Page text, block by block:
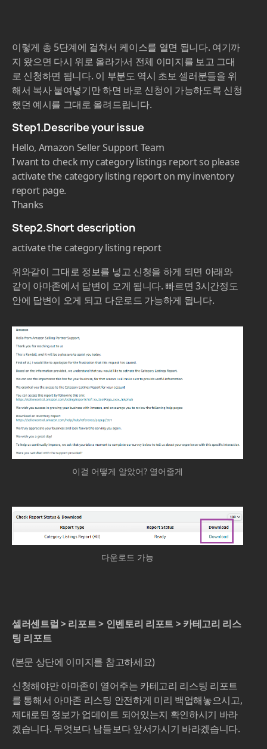
이렇게 총 5단계에 걸쳐서 케이스를 열면 됩니다. 여기까
지 왔으면 다시 위로 올라가서 전체 이미지를 보고 그대
로 신청하면 됩니다. 이 부분도 역시 초보 셀러분들을 위
해서 복사 붙여넣기만 하면 바로 신청이 가능하도록 신청
했던 예시를 그대로 올려드립니다.
Step1.Describe your issue
Hello, Amazon Seller Support Team
I want to check my category listings report so please
activate the category listing report on my inventory
report page.
Thanks
Step2.Short description
activate the category listing report
위와같이 그대로 정보를 넣고 신청을 하게 되면 아래와
같이 아마존에서 답변이 오게 됩니다. 빠르면 3시간정도
안에 답변이 오게 되고 다운로드 가능하게 됩니다.
이걸 어떻게 알았어? 열어줄게
다운로드 가능
셀러센트럴 > 리포트 > 인벤토리 리포트 > 카테고리 리스
팅 리포트
(본문 상단에 이미지를 참고하세요)
신청해야만 아마존이 열어주는 카테고리 리스팅 리포트
를 통해서 아마존 리스팅 안전하게 미리 백업해놓으시고,
제대로된 정보가 업데이트 되어있는지 확인하시기 바라
겠습니다. 무엇보다 남들보다 앞서가시기 바라겠습니다.